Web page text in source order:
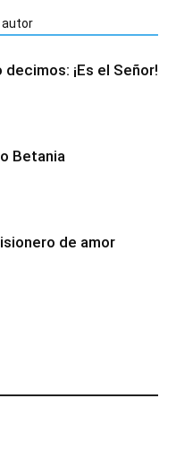
autor
¡Es el Señor!
Betania
de amor